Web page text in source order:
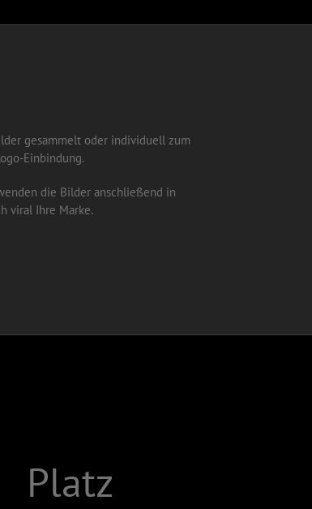
gesammelt oder individuell zum
Einbindung.
die Bilder anschließend in
viral Ihre Marke.
Platz